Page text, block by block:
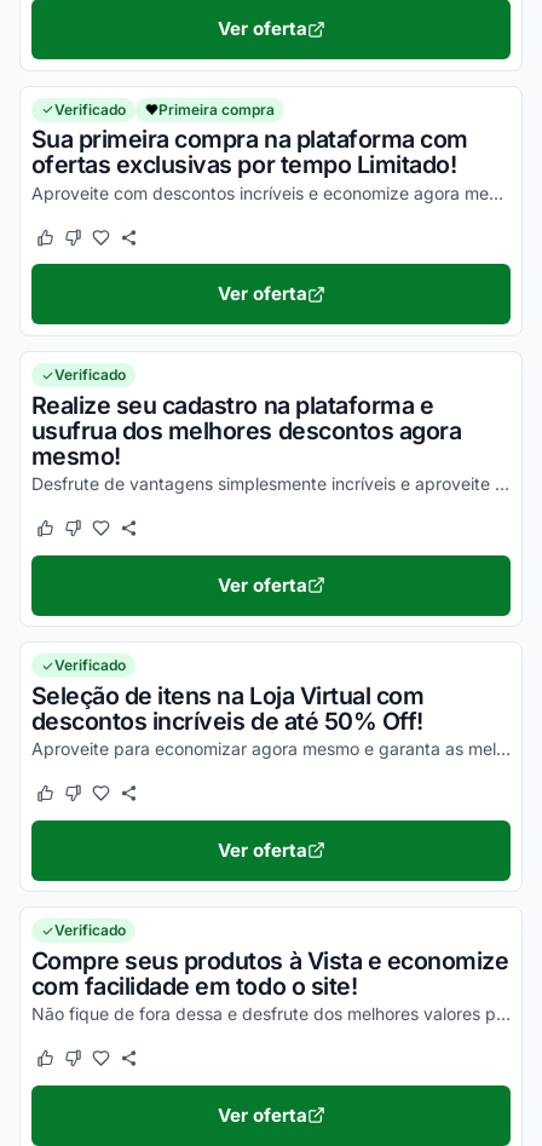
Ver oferta
Verificado Primeira compra
Sua primeira compra na plataforma com
ofertas exclusivas por tempo Limitado!
Aproveite com descontos incríveis e economize agora mesmo nas suas compras!
Este cupom funcionou
Este cupom não funcionou
Ver oferta
Verificado
Realize seu cadastro na plataforma e
usufrua dos melhores descontos agora
mesmo!
Desfrute de vantagens simplesmente incríveis e aproveite para economizar!
Este cupom funcionou
Este cupom não funcionou
Ver oferta
Verificado
Seleção de itens na Loja Virtual com
descontos incríveis de até 50% Off!
Aproveite para economizar agora mesmo e garanta as melhores vantagens possíveis!
Este cupom funcionou
Este cupom não funcionou
Ver oferta
Verificado
Compre seus produtos à Vista e economize
com facilidade em todo o site!
Não fique de fora dessa e desfrute dos melhores valores possíveis em todas as suas compras!
Este cupom funcionou
Este cupom não funcionou
Ver oferta